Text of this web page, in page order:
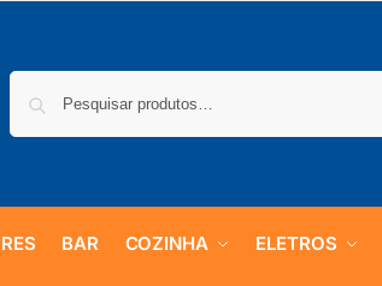
BAR COZINHA ELETROS